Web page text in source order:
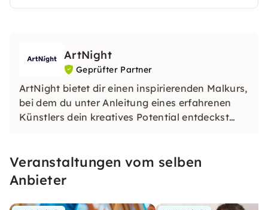
ArtNight
Geprüfter Partner
ArtNight bietet dir einen inspirierenden Malkurs,
bei dem du unter Anleitung eines erfahrenen
Künstlers dein kreatives Potential entdeckst
jedermann, ob Anfänger oder Fortgeschrittener.
Veranstaltungen vom selben
Anbieter